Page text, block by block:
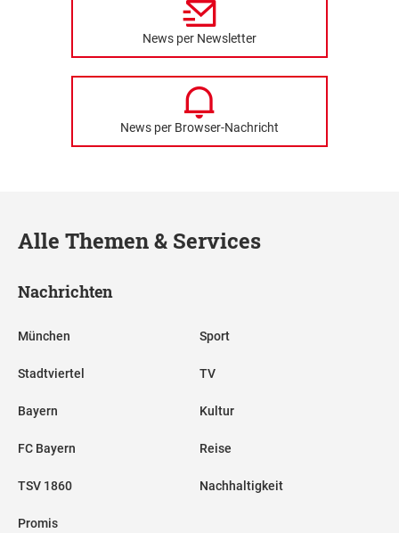
News per Newsletter
News per Browser-Nachricht
Alle Themen & Services
Nachrichten
München
Stadtviertel
Bayern
FC Bayern
TSV 1860
Promis
Sport
TV
Kultur
Reise
Nachhaltigkeit